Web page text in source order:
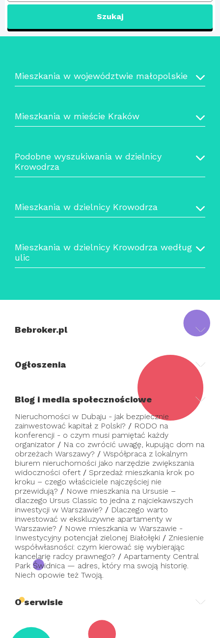
Szukaj
Mieszkania w województwie małopolskie
Mieszkania w mieście Kraków
Podobne wyszukiwania w dzielnicy
Krowodrza
Mieszkania w dzielnicy Krowodrza
Mieszkania w dzielnicy Krowodrza według
ulic
Bebroker.pl
Ogłoszenia
Blog i media społecznościowe
Nieruchomości w Dubaju - jak bezpiecznie
zainwestować kapitał z Polski? / RODO na
konferencji - o czym musi pamiętać każdy
organizator / Na co zwrócić uwagę, kupując dom na
obrzeżach Warszawy? / Współpraca z lokalnym
biurem nieruchomości jako narzędzie zwiększania
widoczności ofert / Sprzedaż mieszkania krok po
kroku – czego właściciele najczęściej nie
przewidują? / Nowe mieszkania na Ursusie –
dlaczego Ursus Classic to jedna z najciekawszych
inwestycji w Warszawie? / Dlaczego warto
inwestować w ekskluzywne apartamenty w
Warszawie? / Nowe mieszkania w Warszawie -
Inwestycyjny potencjał zielonej Białołęki / Zniesienie
współwłasności: czym kierować się wybierając
kancelarię radcy prawnego? / Apartamenty Central
Park Świdnica — adres, który ma swoją historię.
Niech opowie też Twoją.
O serwisie